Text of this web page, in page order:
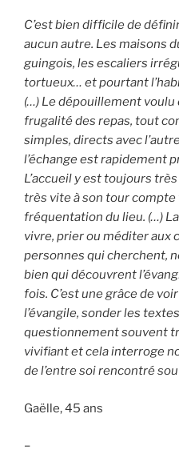
C’est bien difficile de
aucun autre. Les maisons
guingois, les escaliers
tortueux… et pourtant
(…) Le dépouillement voulu
frugalité des repas, tout
simples, directs avec
l’échange est rapidement
L’accueil y est toujours
très vite à son tour compte
fréquentation du lieu. (…)
vivre, prier ou méditer aux
personnes qui cherchent,
bien qui découvrent
fois. C’est une grâce de
l’évangile, sonder les
questionnement souvent
vivifiant et cela interroge
de l’entre soi rencontré
Gaëlle, 45 ans
–